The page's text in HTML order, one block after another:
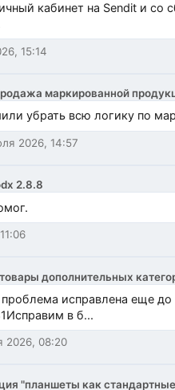
кабинет на Sendit и
15:14
маркированной
убрать всю логику по
2026, 14:57
2.8.8
дополнительных
еще до версии 1.2.3 @Павлик Мышкин
в б...
2026, 08:20
"планшеты как